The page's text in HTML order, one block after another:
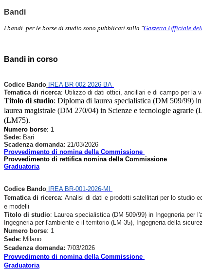
Bandi
I bandi per le borse di studio sono pubblicati sulla "Gazzetta Ufficiale
Bandi in corso
Codice Bando
IREA BR-002-2026-BA
Tematica di ricerca: Utilizzo di dati ottici, ancillari e di campo per la
Titolo di studio: Diploma di laurea specialistica (DM 509/99)
laurea magistrale (DM 270/04) in Scienze e tecnologie
(LM75).
Numero borse: 1
Sede: Bari
Scadenza domanda: 21/03/2026
Provvedimento di nomina della Commissione
Provvedimento di rettifica nomina della Commissione
Graduatoria
Codice Bando
IREA BR-001-2026-MI
Tematica di ricerca: Analisi di dati e prodotti satellitari per lo studio
e modelli
Titolo di studio: Laurea specialistica (DM 509/99) in Ingegneria per
Ingegneria per l'ambiente e il territorio (LM-35), Ingegneria della
Numero borse: 1
Sede: Milano
Scadenza domanda: 7/03/2026
Provvedimento di nomina della Commissione
Graduatoria